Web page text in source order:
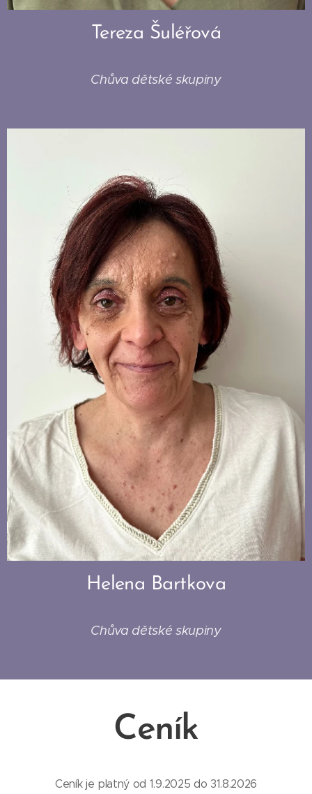
Tereza Šuléřová
Chůva dětské skupiny
Helena Bartkova
Chůva dětské skupiny
Ceník
Ceník je platný od 1.9.2025 do 31.8.2026